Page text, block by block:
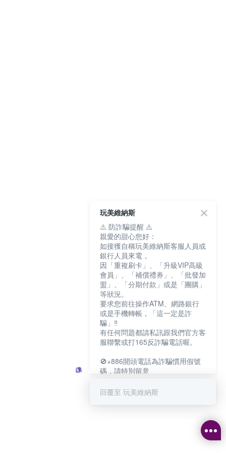
玩美維納斯
⚠️ 防詐騙提醒 ⚠️
親愛的甜心您好：
如接獲自稱玩美維納斯客服人員或
銀行人員來電，
因「重複刷卡」、「升級VIP高級
會員」、「補償禮券」、「批發加
盟」、「分期付款」或是「團購」
等狀況。
要求您前往操作ATM、網路銀行
或是手機轉帳，「這一定是詐
騙」‼️
有任何問題都請私訊跟我們官方客
服聯繫或打165反詐騙電話喔。
🚫+886開頭電話為詐騙慣用假號
碼，請特別留意
如何聯繫玩美維納斯客服?
可點擊下方對話框 "回覆 玩美維納
回覆至 玩美維納斯